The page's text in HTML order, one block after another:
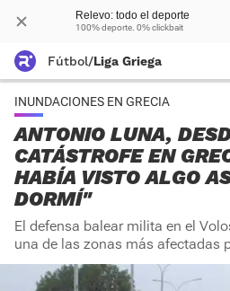
Relevo: todo el deporte
100% deporte. 0% clickbait
Fútbol/Liga Griega
INUNDACIONES EN GRECIA
ANTONIO LUNA,
CATÁSTROFE EN
HABÍA VISTO ALGO
DORMÍ"
El defensa balear milita en el
una de las zonas más afectadas